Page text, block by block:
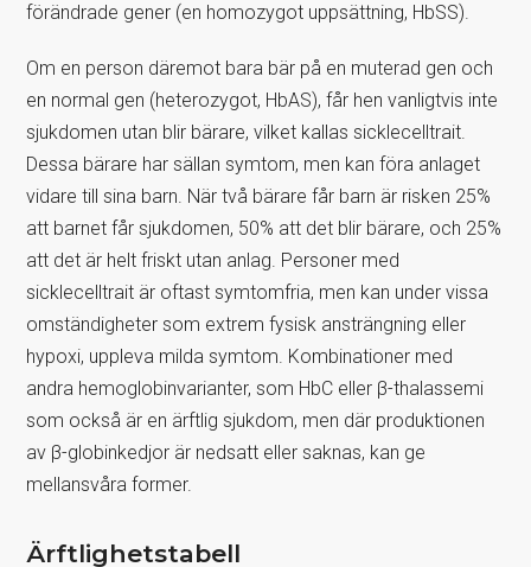
förändrade gener (en homozygot uppsättning, HbSS).
Om en person däremot bara bär på en muterad gen och
en normal gen (heterozygot, HbAS), får hen vanligtvis inte
sjukdomen utan blir bärare, vilket kallas sicklecelltrait.
Dessa bärare har sällan symtom, men kan föra anlaget
vidare till sina barn. När två bärare får barn är risken 25%
att barnet får sjukdomen, 50% att det blir bärare, och 25%
att det är helt friskt utan anlag. Personer med
sicklecelltrait är oftast symtomfria, men kan under vissa
omständigheter som extrem fysisk ansträngning eller
hypoxi, uppleva milda symtom. Kombinationer med
andra hemoglobinvarianter, som HbC eller β-thalassemi
som också är en ärftlig sjukdom, men där produktionen
av β-globinkedjor är nedsatt eller saknas, kan ge
mellansvåra former.
Ärftlighetstabell